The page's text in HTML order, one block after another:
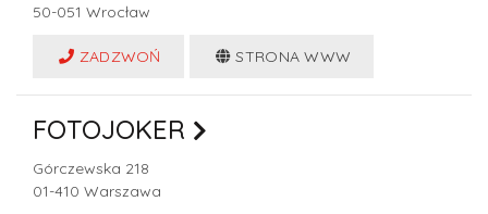
50-051 Wrocław
ZADZWOŃ STRONA WWW
FOTOJOKER
Górczewska 218
01-410 Warszawa